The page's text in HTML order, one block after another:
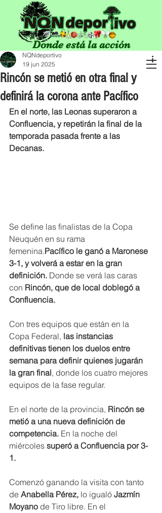
Donde está la acción
Rincón se metió en otra final y
definirá la corona ante Pacífico
NQNdeportivo
19 jun 2025
En el norte, las Leonas superaron a
Confluencia, y repetirán la final de la
temporada pasada frente a las
Decanas.
Se define las finalistas de la Copa
Neuquén en su rama
femenina.Pacífico le ganó a Maronese
3-1, y volverá a estar en la gran
definición. Donde se verá las caras
con Rincón, que de local doblegó a
Confluencia.
Con tres equipos que están en la
Copa Federal, las instancias
definitivas tienen los duelos entre
semana para definir quienes jugarán
la gran final, donde los cuatro mejores
equipos de la fase regular.
En el norte de la provincia, Rincón se
metió a una nueva definición de
competencia. En la noche del
miércoles superó a Confluencia por 3-
1.
Comenzó ganando la visita con tanto
de Anabella Pérez, lo igualó Jazmín
Moyano de Tiro libre. En el